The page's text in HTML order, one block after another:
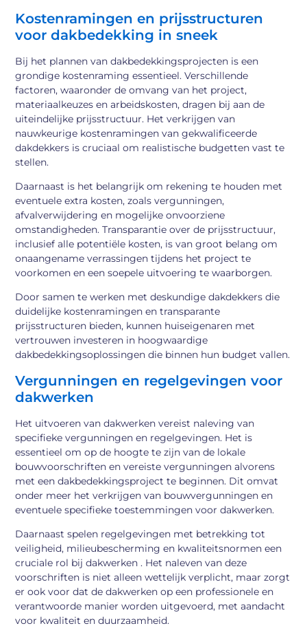
Kostenramingen en prijsstructuren
voor dakbedekking in sneek
Bij het plannen van dakbedekkingsprojecten is een
grondige kostenraming essentieel. Verschillende
factoren, waaronder de omvang van het project,
materiaalkeuzes en arbeidskosten, dragen bij aan de
uiteindelijke prijsstructuur. Het verkrijgen van
nauwkeurige kostenramingen van gekwalificeerde
dakdekkers is cruciaal om realistische budgetten vast te
stellen.
Daarnaast is het belangrijk om rekening te houden met
eventuele extra kosten, zoals vergunningen,
afvalverwijdering en mogelijke onvoorziene
omstandigheden. Transparantie over de prijsstructuur,
inclusief alle potentiële kosten, is van groot belang om
onaangename verrassingen tijdens het project te
voorkomen en een soepele uitvoering te waarborgen.
Door samen te werken met deskundige dakdekkers die
duidelijke kostenramingen en transparante
prijsstructuren bieden, kunnen huiseigenaren met
vertrouwen investeren in hoogwaardige
dakbedekkingsoplossingen die binnen hun budget vallen.
Vergunningen en regelgevingen voor
dakwerken
Het uitvoeren van dakwerken vereist naleving van
specifieke vergunningen en regelgevingen. Het is
essentieel om op de hoogte te zijn van de lokale
bouwvoorschriften en vereiste vergunningen alvorens
met een dakbedekkingsproject te beginnen. Dit omvat
onder meer het verkrijgen van bouwvergunningen en
eventuele specifieke toestemmingen voor dakwerken.
Daarnaast spelen regelgevingen met betrekking tot
veiligheid, milieubescherming en kwaliteitsnormen een
cruciale rol bij dakwerken . Het naleven van deze
voorschriften is niet alleen wettelijk verplicht, maar zorgt
er ook voor dat de dakwerken op een professionele en
verantwoorde manier worden uitgevoerd, met aandacht
voor kwaliteit en duurzaamheid.